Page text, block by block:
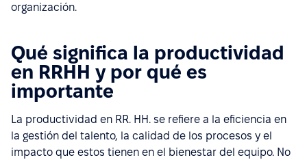
organización.
Qué significa la productividad
en RRHH y por qué es
importante
La productividad en RR. HH. se refiere a la eficiencia en
la gestión del talento, la calidad de los procesos y el
impacto que estos tienen en el bienestar del equipo. No